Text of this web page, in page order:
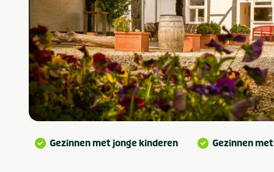
Gezinnen met jonge kinderen Gezinnen